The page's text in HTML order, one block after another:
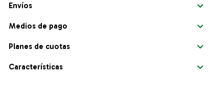
Envíos
Medios de pago
Planes de cuotas
Características